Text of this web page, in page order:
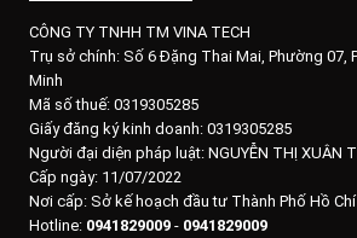
CÔNG TY TNHH TM VINA TECH
Trụ sở chính: Số 6 Đặng Thai Mai, Phường 07,
Minh
Mã số thuế: 0319305285
Giấy đăng ký kinh doanh: 0319305285
Người đại diện pháp luật: NGUYỄN THỊ XUÂN
Cấp ngày: 11/07/2022
Nơi cấp: Sở kế hoạch đầu tư Thành Phố Hồ Chí
Hotline: 0941829009 - 0941829009